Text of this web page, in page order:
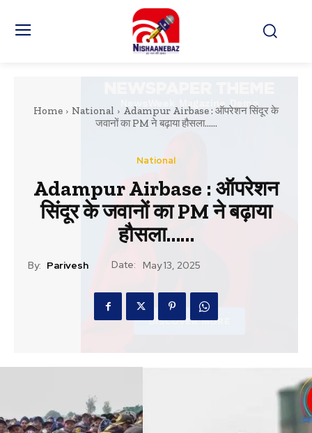
Home National
Adampur Airbase : ऑपरेशन सिंदूर के
जवानों का PM ने बढ़ाया हौसला......
National
Adampur Airbase : ऑपरेशन
सिंदूर के जवानों का PM ने बढ़ाया
हौसला……
By: Parivesh Date: May 13, 2025